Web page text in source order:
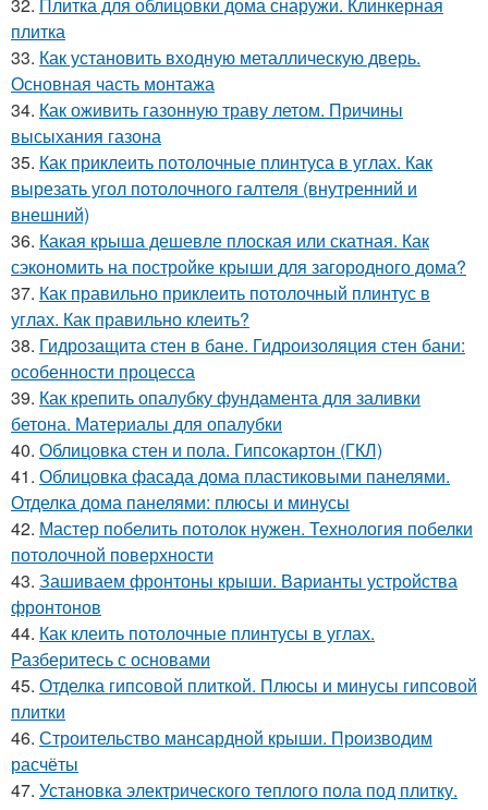
плитка
33. Как установить входную металлическую дверь.
Основная часть монтажа
34. Как оживить газонную траву летом. Причины
высыхания газона
35. Как приклеить потолочные плинтуса в углах. Как
вырезать угол потолочного галтеля (внутренний и
внешний)
36. Какая крыша дешевле плоская или скатная. Как
сэкономить на постройке крыши для загородного дома?
37. Как правильно приклеить потолочный плинтус в
углах. Как правильно клеить?
38. Гидрозащита стен в бане. Гидроизоляция стен бани:
особенности процесса
39. Как крепить опалубку фундамента для заливки
бетона. Материалы для опалубки
40. Облицовка стен и пола. Гипсокартон (ГКЛ)
41. Облицовка фасада дома пластиковыми панелями.
Отделка дома панелями: плюсы и минусы
42. Мастер побелить потолок нужен. Технология побелки
потолочной поверхности
43. Зашиваем фронтоны крыши. Варианты устройства
фронтонов
44. Как клеить потолочные плинтусы в углах.
Разберитесь с основами
45. Отделка гипсовой плиткой. Плюсы и минусы гипсовой
плитки
46. Строительство мансардной крыши. Производим
расчёты
47. Установка электрического теплого пола под плитку.